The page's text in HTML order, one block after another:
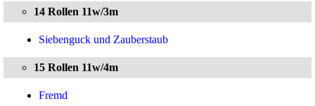
14 Rollen 11w/3m
Siebenguck und Zauberstaub
15 Rollen 11w/4m
Fremd